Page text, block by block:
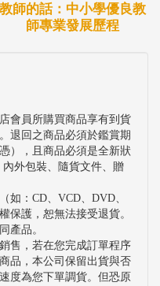
教師的話：中小學優良教
師專業發展歷程
會員所購買商品享有到貨
退回之商品必須於鑑賞期
），且商品必須是全新狀
外包裝、隨貨文件、贈
如：CD、VCD、DVD、
保護，恕無法接受退貨。
產品。
售，若在您完成訂單程序
品，本公司保留出貨與否
度為您下單調貨。但恐原